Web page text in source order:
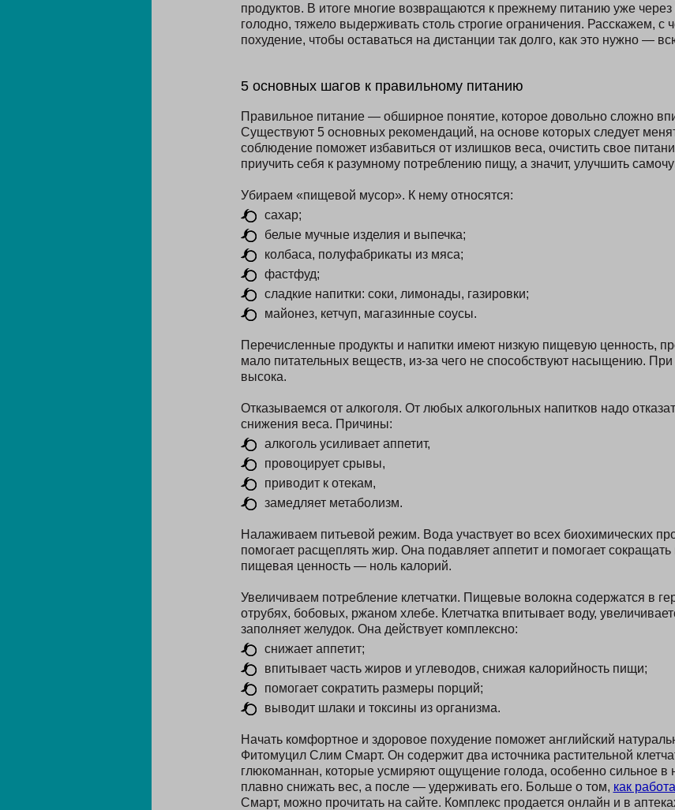
продуктов. В итоге многие возвращаются к прежнему питанию уже
голодно, тяжело выдерживать столь строгие ограничения. Расскажем, с
похудение, чтобы оставаться на дистанции так долго, как это нужно —
5 основных шагов к правильному питанию
Правильное питание — обширное понятие, которое довольно сложно
Существуют 5 основных рекомендаций, на основе которых следует
соблюдение поможет избавиться от излишков веса, очистить свое
приучить себя к разумному потреблению пищу, а значит, улучшить
Убираем «пищевой мусор». К нему относятся:
сахар;
белые мучные изделия и выпечка;
колбаса, полуфабрикаты из мяса;
фастфуд;
сладкие напитки: соки, лимонады, газировки;
майонез, кетчуп, магазинные соусы.
Перечисленные продукты и напитки имеют низкую пищевую ценность,
мало питательных веществ, из-за чего не способствуют насыщению. При
высока.
Отказываемся от алкоголя. От любых алкогольных напитков надо
снижения веса. Причины:
алкоголь усиливает аппетит,
провоцирует срывы,
приводит к отекам,
замедляет метаболизм.
Налаживаем питьевой режим. Вода участвует во всех биохимических
помогает расщеплять жир. Она подавляет аппетит и помогает
пищевая ценность — ноль калорий.
Увеличиваем потребление клетчатки. Пищевые волокна содержатся в
отрубях, бобовых, ржаном хлебе. Клетчатка впитывает воду,
заполняет желудок. Она действует комплексно:
снижает аппетит;
впитывает часть жиров и углеводов, снижая калорийность пищи;
помогает сократить размеры порций;
выводит шлаки и токсины из организма.
Начать комфортное и здоровое похудение поможет английский
Фитомуцил Слим Смарт. Он содержит два источника растительной
глюкоманнан, которые усмиряют ощущение голода, особенно сильное в
плавно снижать вес, а после — удерживать его. Больше о том, как
Смарт, можно прочитать на сайте. Комплекс продается онлайн и в